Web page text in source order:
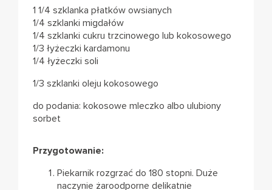
1 1/4 szklanka płatków owsianych
1/4 szklanki migdałów
1/4 szklanki cukru trzcinowego lub kokosowego
1/3 łyżeczki kardamonu
1/4 łyżeczki soli
1/3 szklanki oleju kokosowego
do podania: kokosowe mleczko albo ulubiony
sorbet
Przygotowanie:
Piekarnik rozgrzać do 180 stopni. Duże
naczynie żaroodporne delikatnie